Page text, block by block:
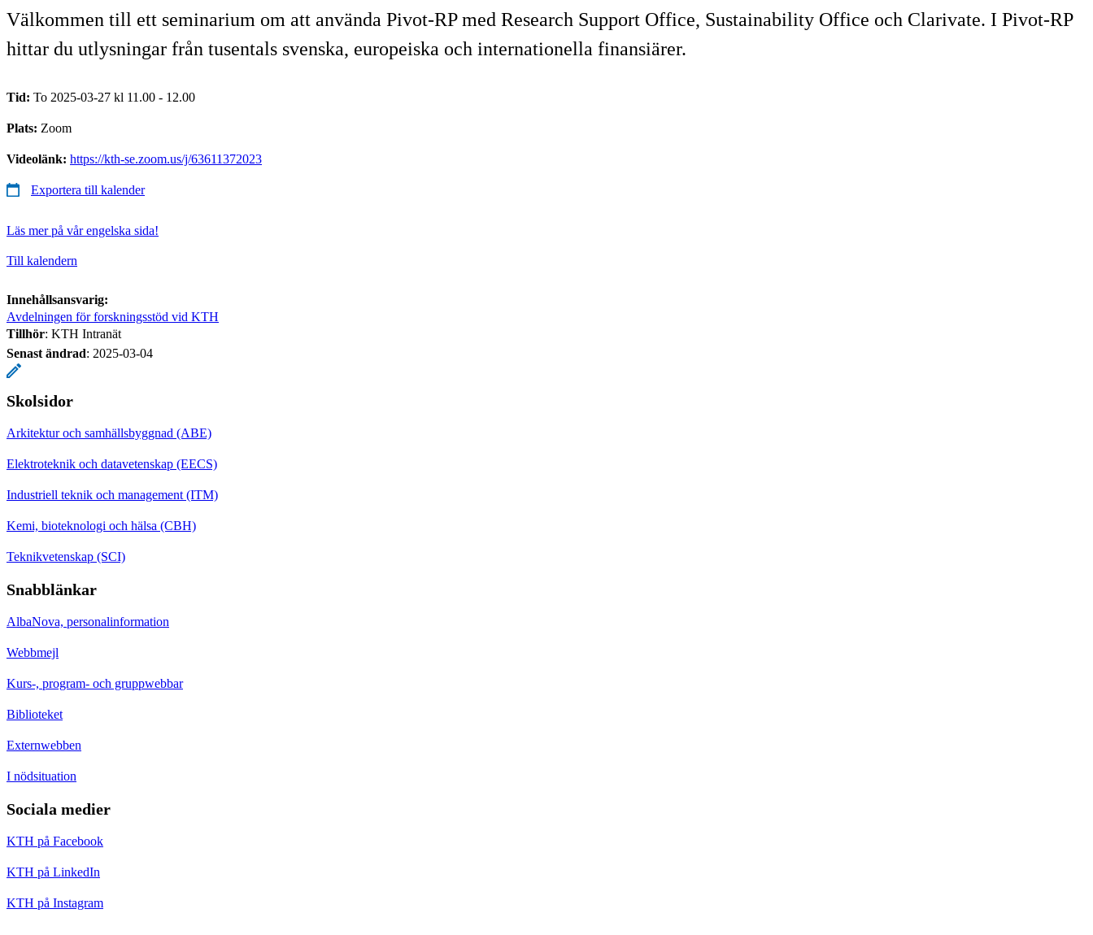
Välkommen till ett seminarium om att använda Pivot-RP med Research Support Office, Sustainability Office och Clarivate. I Pivot-RP
hittar du utlysningar från tusentals svenska, europeiska och internationella finansiärer.
Tid: To 2025-03-27 kl 11.00 - 12.00
Plats: Zoom
Videolänk: https://kth-se.zoom.us/j/63611372023
Exportera till kalender
Läs mer på vår engelska sida!
Till kalendern
Innehållsansvarig:
Avdelningen för forskningsstöd vid KTH
Tillhör: KTH Intranät
Senast ändrad: 2025-03-04
Skolsidor
Arkitektur och samhällsbyggnad (ABE)
Elektroteknik och datavetenskap (EECS)
Industriell teknik och management (ITM)
Kemi, bioteknologi och hälsa (CBH)
Teknikvetenskap (SCI)
Snabblänkar
AlbaNova, personalinformation
Webbmejl
Kurs-, program- och gruppwebbar
Biblioteket
Externwebben
I nödsituation
Sociala medier
KTH på Facebook
KTH på LinkedIn
KTH på Instagram